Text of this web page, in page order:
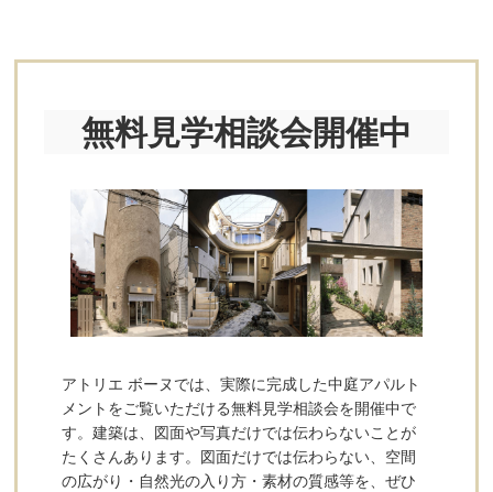
無料見学相談会開催中
アトリエ ボーヌでは、実際に完成した中庭アパルト
メントをご覧いただける無料見学相談会を開催中で
す。建築は、図面や写真だけでは伝わらないことが
たくさんあります。図面だけでは伝わらない、空間
の広がり・自然光の入り方・素材の質感等を、ぜひ